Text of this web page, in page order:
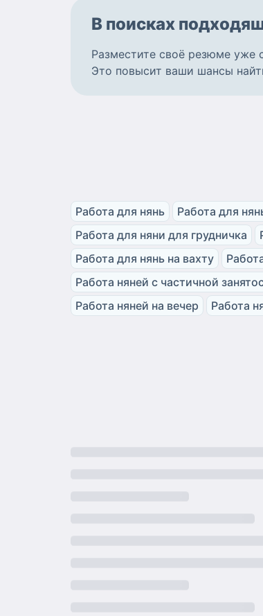
В поисках
Разместите своё резюме уже
Это повысит ваши шансы
Работа для нянь Работа для
Работа для няни для грудничка
Работа для нянь на вахту
Работа няней с частичной
Работа няней на вечер
Работа